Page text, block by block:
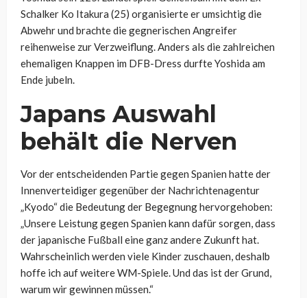
Schalker Ko Itakura (25) organisierte er umsichtig die
Abwehr und brachte die gegnerischen Angreifer
reihenweise zur Verzweiflung. Anders als die zahlreichen
ehemaligen Knappen im DFB-Dress durfte Yoshida am
Ende jubeln.
Japans Auswahl
behält die Nerven
Vor der entscheidenden Partie gegen Spanien hatte der
Innenverteidiger gegenüber der Nachrichtenagentur
„Kyodo“ die Bedeutung der Begegnung hervorgehoben:
„Unsere Leistung gegen Spanien kann dafür sorgen, dass
der japanische Fußball eine ganz andere Zukunft hat.
Wahrscheinlich werden viele Kinder zuschauen, deshalb
hoffe ich auf weitere WM-Spiele. Und das ist der Grund,
warum wir gewinnen müssen.“